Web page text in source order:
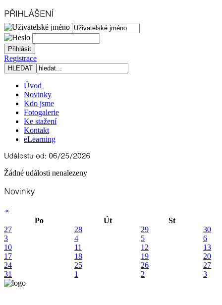
Registrace
Úvod
Novinky
Kdo jsme
Fotogalerie
Ke stažení
Kontakt
eLearning
Žádné události nenalezeny
«
Po
Út
St
27
28 29
30
3
4 5
6
10
11 12
13
17
18 19
20
24
25 26
27
31
1 2 3